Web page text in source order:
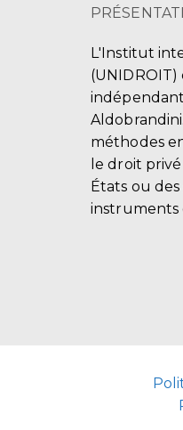
L'Institut
méthodes
le droit
États ou
instruments